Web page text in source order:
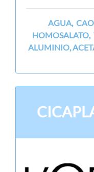
AGUA,
HOMOSALATO,
ALUMINIO,